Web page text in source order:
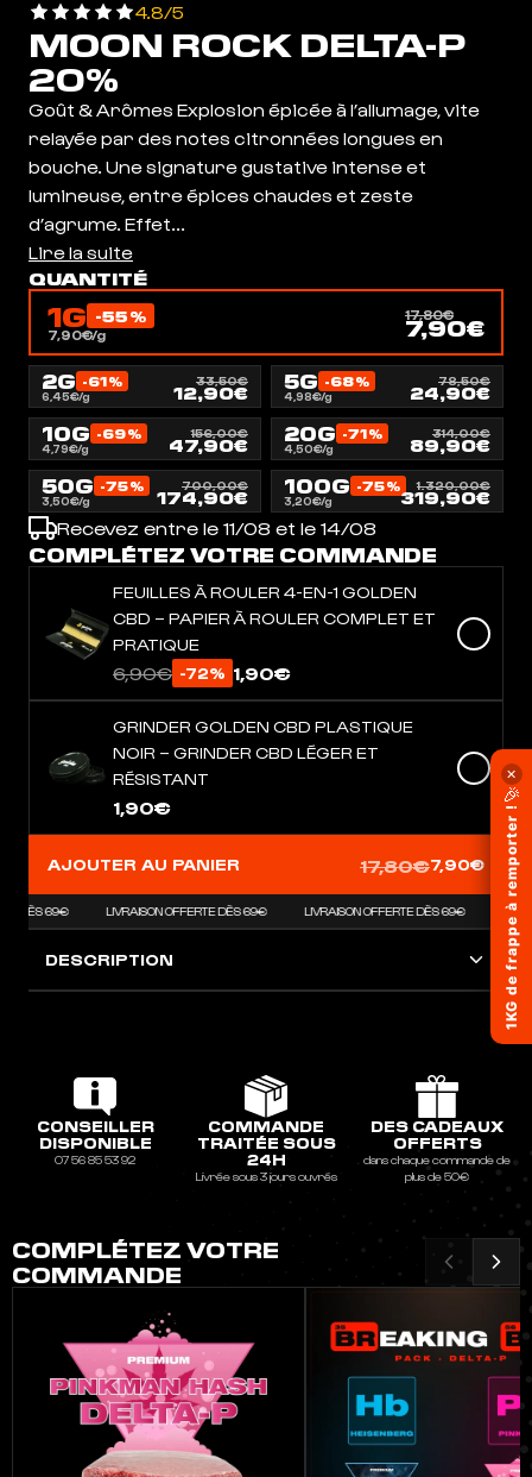
4.8/5
MOON ROCK DELTA-P
20%
Goût & Arômes Explosion épicée à l’allumage, vite
relayée par des notes citronnées longues en
bouche. Une signature gustative intense et
lumineuse, entre épices chaudes et zeste
d’agrume. Effet...
Lire la suite
QUANTITÉ
1G -55%
7,90€/g
17,80€
7,90€
2G -61%
6,45€/g
33,50€
12,90€ 5G -68%
4,98€/g
78,50€
24,90€
10G -69%
4,79€/g
156,00€
47,90€ 20G -71%
4,50€/g
314,00€
89,90€
50G -75%
3,50€/g
700,00€
174,90€ 100G -75%
3,20€/g
1.320,00€
319,90€
Recevez entre le 11/08 et le 14/08
COMPLÉTEZ VOTRE COMMANDE
FEUILLES À ROULER 4-EN-1 GOLDEN
CBD – PAPIER À ROULER COMPLET ET
PRATIQUE
6,90€ -72% 1,90€
GRINDER GOLDEN CBD PLASTIQUE
NOIR – GRINDER CBD LÉGER ET
RÉSISTANT
1,90€
AJOUTER AU PANIER 17,80€7,90€
DÈS 69€ LIVRAISON OFFERTE DÈS 69€ LIVRAISON OFFERTE DÈS 69€
DESCRIPTION
CONSEILLER
DISPONIBLE
07 56 85 53 92
COMMANDE
TRAITÉE SOUS
24H
Livrée sous 3 jours ouvrés
DES CADEAUX
OFFERTS
dans chaque commande de
plus de 50€
COMPLÉTEZ VOTRE
COMMANDE
✕
🎉
1KG de frappe à remporter !